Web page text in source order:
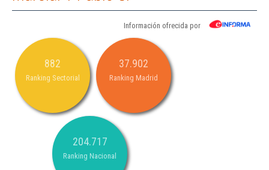
Información ofrecida por
882
Ranking Sectorial
37.902
Ranking Madrid
204.717
Ranking Nacional